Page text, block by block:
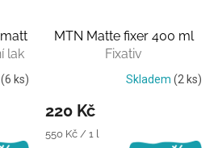
lak
(6 ks)
MTN Matte fixer 400 ml
Fixativ
Skladem (2 ks)
220 Kč
Měrná
550 Kč / 1 l